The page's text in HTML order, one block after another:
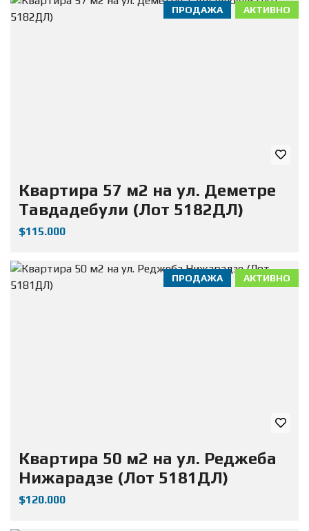
АКТИВНО
ПРОДАЖА
Квартира 57 м2 на ул. Деметре
Тавдадебули (Лот 5182ДЛ)
$115.000
АКТИВНО
ПРОДАЖА
Квартира 50 м2 на ул. Реджеба
Нижарадзе (Лот 5181ДЛ)
$120.000